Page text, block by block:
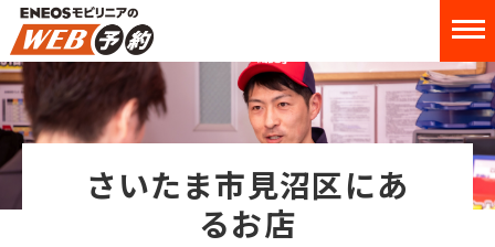
さいたま市見沼区にあ
るお店